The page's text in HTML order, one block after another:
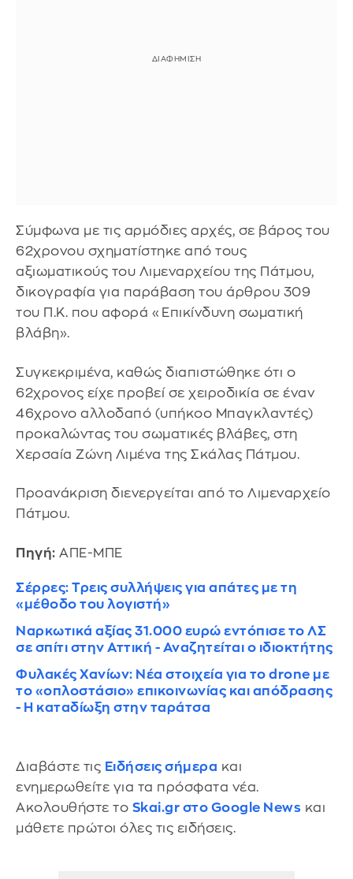
Σύμφωνα με τις αρμόδιες αρχές, σε βάρος του
62χρονου σχηματίστηκε από τους
αξιωματικούς του Λιμεναρχείου της Πάτμου,
δικογραφία για παράβαση του άρθρου 309
του Π.Κ. που αφορά «Επικίνδυνη σωματική
βλάβη».
Συγκεκριμένα, καθώς διαπιστώθηκε ότι ο
62χρονος είχε προβεί σε χειροδικία σε έναν
46χρονο αλλοδαπό (υπήκοο Μπαγκλαντές)
προκαλώντας του σωματικές βλάβες, στη
Χερσαία Ζώνη Λιμένα της Σκάλας Πάτμου.
Προανάκριση διενεργείται από το Λιμεναρχείο
Πάτμου.
Πηγή: ΑΠΕ-ΜΠΕ
Σέρρες: Τρεις συλλήψεις για απάτες με τη
«μέθοδο του λογιστή»
Ναρκωτικά αξίας 31.000 ευρώ εντόπισε το ΛΣ
σε σπίτι στην Αττική - Αναζητείται ο ιδιοκτήτης
Φυλακές Χανίων: Νέα στοιχεία για το drone με
το «οπλοστάσιο» επικοινωνίας και απόδρασης
- Η καταδίωξη στην ταράτσα
Διαβάστε τις Ειδήσεις σήμερα και
ενημερωθείτε για τα πρόσφατα νέα.
Ακολουθήστε το Skai.gr στο Google News και
μάθετε πρώτοι όλες τις ειδήσεις.